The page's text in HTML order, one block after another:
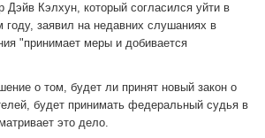
Дэйв Кэлхун, который согласился уйти в
году, заявил на недавних слушаниях в
"принимает меры и добивается
о том, будет ли принят новый закон о
будет принимать федеральный судья в
это дело.